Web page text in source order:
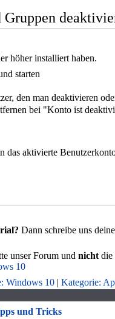
höher installiert haben.
starten
den man deaktivieren
bei "Konto ist
das aktivierte
Dann schreibe uns
unser Forum und nichtdie
10
Windows 10 | Kategorie:
und Tricks